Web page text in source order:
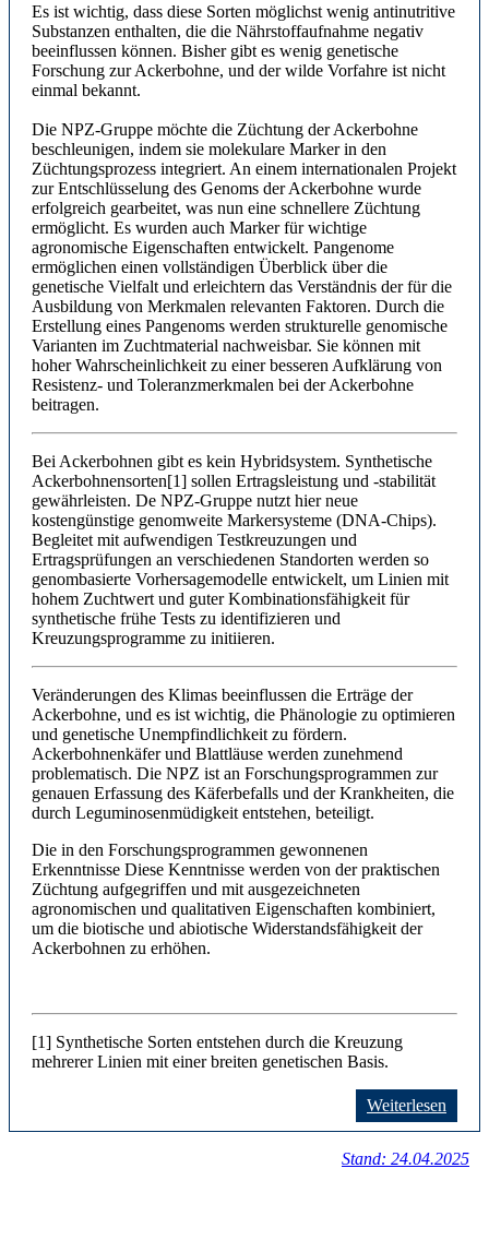
Es ist wichtig, dass diese Sorten möglichst wenig antinutritive
Substanzen enthalten, die die Nährstoffaufnahme negativ
beeinflussen können. Bisher gibt es wenig genetische
Forschung zur Ackerbohne, und der wilde Vorfahre ist nicht
einmal bekannt.
Die NPZ-Gruppe möchte die Züchtung der Ackerbohne
beschleunigen, indem sie molekulare Marker in den
Züchtungsprozess integriert. An einem internationalen Projekt
zur Entschlüsselung des Genoms der Ackerbohne wurde
erfolgreich gearbeitet, was nun eine schnellere Züchtung
ermöglicht. Es wurden auch Marker für wichtige
agronomische Eigenschaften entwickelt. Pangenome
ermöglichen einen vollständigen Überblick über die
genetische Vielfalt und erleichtern das Verständnis der für die
Ausbildung von Merkmalen relevanten Faktoren. Durch die
Erstellung eines Pangenoms werden strukturelle genomische
Varianten im Zuchtmaterial nachweisbar. Sie können mit
hoher Wahrscheinlichkeit zu einer besseren Aufklärung von
Resistenz- und Toleranzmerkmalen bei der Ackerbohne
beitragen.
Bei Ackerbohnen gibt es kein Hybridsystem. Synthetische
Ackerbohnensorten[1] sollen Ertragsleistung und -stabilität
gewährleisten. De NPZ-Gruppe nutzt hier neue
kostengünstige genomweite Markersysteme (DNA-Chips).
Begleitet mit aufwendigen Testkreuzungen und
Ertragsprüfungen an verschiedenen Standorten werden so
genombasierte Vorhersagemodelle entwickelt, um Linien mit
hohem Zuchtwert und guter Kombinationsfähigkeit für
synthetische frühe Tests zu identifizieren und
Kreuzungsprogramme zu initiieren.
Veränderungen des Klimas beeinflussen die Erträge der
Ackerbohne, und es ist wichtig, die Phänologie zu optimieren
und genetische Unempfindlichkeit zu fördern.
Ackerbohnenkäfer und Blattläuse werden zunehmend
problematisch. Die NPZ ist an Forschungsprogrammen zur
genauen Erfassung des Käferbefalls und der Krankheiten, die
durch Leguminosenmüdigkeit entstehen, beteiligt.
Die in den Forschungsprogrammen gewonnenen
Erkenntnisse Diese Kenntnisse werden von der praktischen
Züchtung aufgegriffen und mit ausgezeichneten
agronomischen und qualitativen Eigenschaften kombiniert,
um die biotische und abiotische Widerstandsfähigkeit der
Ackerbohnen zu erhöhen.
[1] Synthetische Sorten entstehen durch die Kreuzung
mehrerer Linien mit einer breiten genetischen Basis.
Weiterlesen
Stand: 24.04.2025